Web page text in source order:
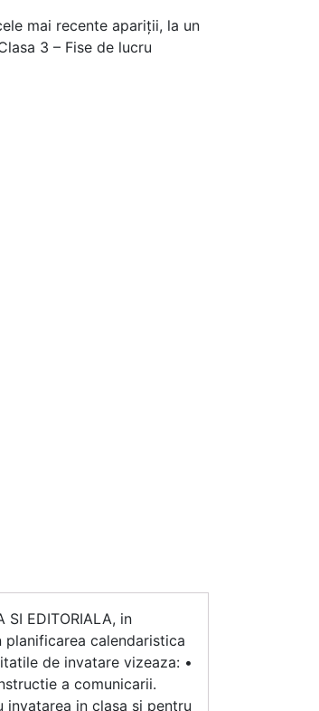
mai recente apariții, la un
3 – Fise de lucru
EDITORIALA, in
calendaristica
de invatare vizeaza: •
a comunicarii.
in clasa si pentru